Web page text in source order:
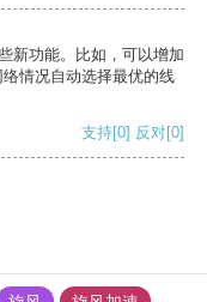
新功能。比如，可以增加
情况自动选择最优的线
支持[0] 反对[0]